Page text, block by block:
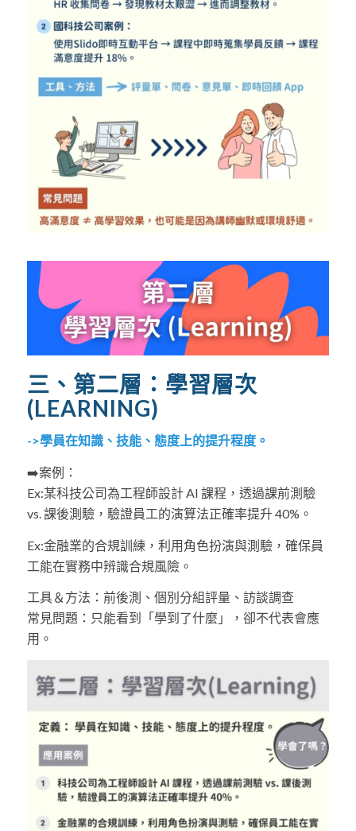
三、第二層：學習層次
(LEARNING)
->學員在知識、技能、態度上的提升程度。
➡️案例：
Ex:某科技公司為工程師設計 AI 課程，透過課前測驗
vs. 課後測驗，驗證員工的演算法正確率提升 40%。
Ex:金融業的合規訓練，利用角色扮演與測驗，確保員
工能在實務中辨識合規風險。
工具＆方法：前後測、個別分組評量、訪談調查
常見問題：只能看到「學到了什麼」，卻不代表會應
用。